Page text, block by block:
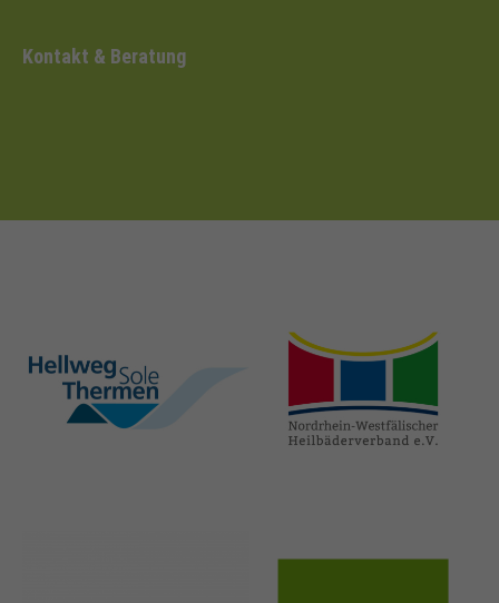
Kontakt & Beratung
hellweg-sole-
thermen.de
heilbaeder.de